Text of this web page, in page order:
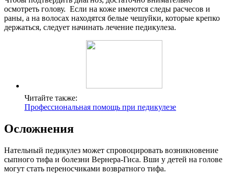
осмотреть голову. Если на коже имеются следы расчесов и
раны, а на волосах находятся белые чешуйки, которые крепко
держаться, следует начинать лечение педикулеза.
Читайте также:
Профессиональная помощь при педикулезе
Осложнения
Нательный педикулез может спровоцировать возникновение
сыпного тифа и болезни Вернера-Гиса. Вши у детей на голове
могут стать переносчиками возвратного тифа.